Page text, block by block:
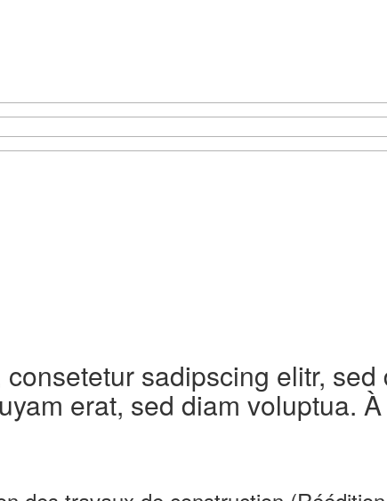
sadipscing elitr,
erat, sed diam voluptua.